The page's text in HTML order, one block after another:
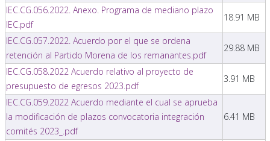
IEC.CG.056.2022. Anexo. Programa de mediano plazo
IEC.pdf
18.91 MB
IEC.CG.057.2022. Acuerdo por el que se ordena
retención al Partido Morena de los remanantes.pdf
29.88 MB
IEC.CG.058.2022 Acuerdo relativo al proyecto de
presupuesto de egresos 2023.pdf
3.91 MB
IEC.CG.059.2022 Acuerdo mediante el cual se aprueba
la modificación de plazos convocatoria integración
comités 2023_.pdf
6.41 MB